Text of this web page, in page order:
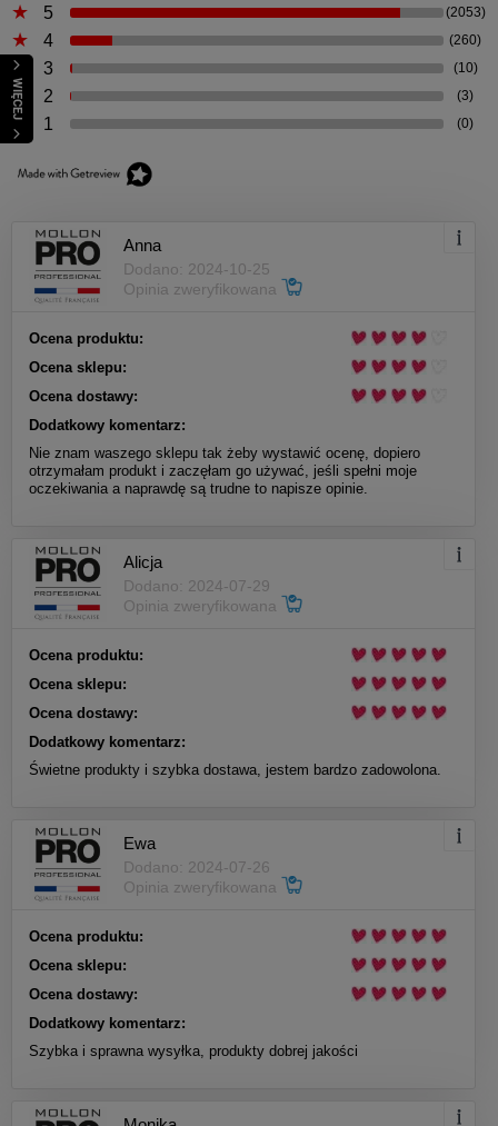
WIĘCEJ
5
(2053)
4 (260)
3 (10)
2 (3)
1 (0)
Anna
Dodano: 2024-10-25
Opinia zweryfikowana
Ocena produktu:
Ocena sklepu:
Ocena dostawy:
Dodatkowy komentarz:
Nie znam waszego sklepu tak żeby wystawić ocenę, dopiero
otrzymałam produkt i zaczęłam go używać, jeśli spełni moje
oczekiwania a naprawdę są trudne to napisze opinie.
Alicja
Dodano: 2024-07-29
Opinia zweryfikowana
Ocena produktu:
Ocena sklepu:
Ocena dostawy:
Dodatkowy komentarz:
Świetne produkty i szybka dostawa, jestem bardzo zadowolona.
Ewa
Dodano: 2024-07-26
Opinia zweryfikowana
Ocena produktu:
Ocena sklepu:
Ocena dostawy:
Dodatkowy komentarz:
Szybka i sprawna wysyłka, produkty dobrej jakości